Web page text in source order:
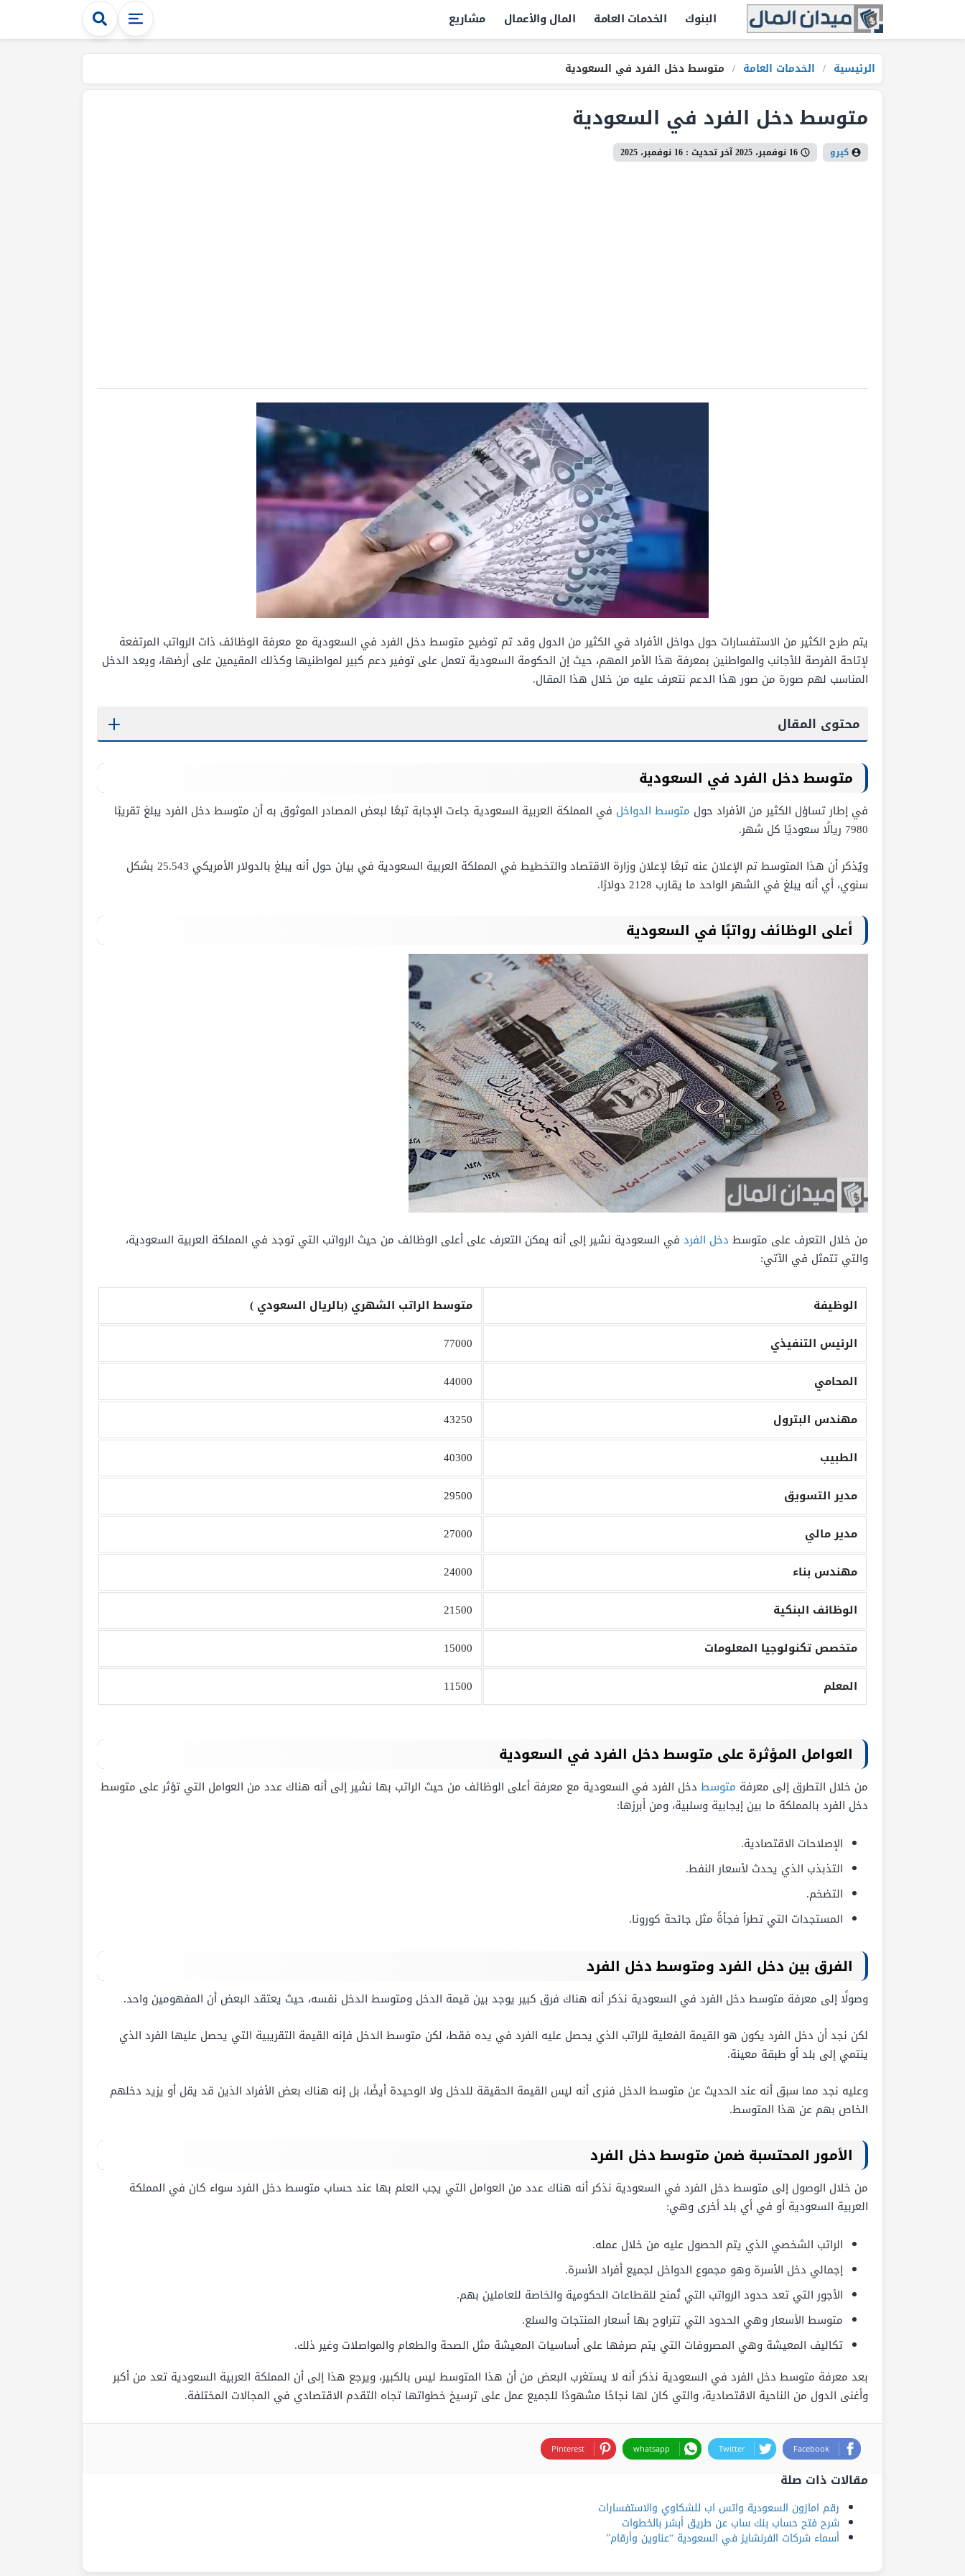
البنوك الخدمات العامة المال والأعمال مشاريع
الرئيسية / الخدمات العامة / متوسط دخل الفرد في السعودية
متوسط دخل الفرد في السعودية
كيرو 16 نوفمبر، 2025 آخر تحديث : 16 نوفمبر، 2025
يتم طرح الكثير من الاستفسارات حول دواخل الأفراد في الكثير من الدول وقد تم توضيح متوسط دخل الفرد في السعودية مع معرفة الوظائف ذات الرواتب المرتفعة
لإتاحة الفرصة للأجانب والمواطنين بمعرفة هذا الأمر المهم، حيث إن الحكومة السعودية تعمل على توفير دعم كبير لمواطنيها وكذلك المقيمين على أرضها، ويعد الدخل
المناسب لهم صورة من صور هذا الدعم نتعرف عليه من خلال هذا المقال.
محتوى المقال
متوسط دخل الفرد في السعودية
في إطار تساؤل الكثير من الأفراد حول متوسط الدواخل في المملكة العربية السعودية جاءت الإجابة تبعًا لبعض المصادر الموثوق به أن متوسط دخل الفرد يبلغ تقريبًا
7980 ريالًا سعوديًا كل شهر.
ويُذكر أن هذا المتوسط تم الإعلان عنه تبعًا لإعلان وزارة الاقتصاد والتخطيط في المملكة العربية السعودية في بيان حول أنه يبلغ بالدولار الأمريكي 25.543 بشكل
سنوي، أي أنه يبلغ في الشهر الواحد ما يقارب 2128 دولارًا.
أعلى الوظائف رواتبًا في السعودية
من خلال التعرف على متوسط دخل الفرد في السعودية نشير إلى أنه يمكن التعرف على أعلى الوظائف من حيث الرواتب التي توجد في المملكة العربية السعودية،
والتي تتمثل في الآتي:
الوظيفة متوسط الراتب الشهري (بالريال السعودي )
الرئيس التنفيذي
77000
المحامي
44000
مهندس البترول
43250
الطبيب
40300
مدير التسويق
29500
مدير مالي
27000
مهندس بناء
24000
الوظائف البنكية
21500
متخصص تكنولوجيا المعلومات
15000
المعلم
11500
العوامل المؤثرة على متوسط دخل الفرد في السعودية
من خلال التطرق إلى معرفة متوسط دخل الفرد في السعودية مع معرفة أعلى الوظائف من حيث الراتب بها نشير إلى أنه هناك عدد من العوامل التي تؤثر على متوسط
دخل الفرد بالمملكة ما بين إيجابية وسلبية، ومن أبرزها:
الإصلاحات الاقتصادية.
التذبذب الذي يحدث لأسعار النفط.
التضخم.
المستجدات التي تطرأ فجأةً مثل جائحة كورونا.
الفرق بين دخل الفرد ومتوسط دخل الفرد
وصولًا إلى معرفة متوسط دخل الفرد في السعودية نذكر أنه هناك فرق كبير يوجد بين قيمة الدخل ومتوسط الدخل نفسه، حيث يعتقد البعض أن المفهومين واحد.
لكن نجد أن دخل الفرد يكون هو القيمة الفعلية للراتب الذي يحصل عليه الفرد في يده فقط، لكن متوسط الدخل فإنه القيمة التقريبية التي يحصل عليها الفرد الذي
ينتمي إلى بلد أو طبقة معينة.
وعليه نجد مما سبق أنه عند الحديث عن متوسط الدخل فنرى أنه ليس القيمة الحقيقة للدخل ولا الوحيدة أيضًا، بل إنه هناك بعض الأفراد الذين قد يقل أو يزيد دخلهم
الخاص بهم عن هذا المتوسط.
الأمور المحتسبة ضمن متوسط دخل الفرد
من خلال الوصول إلى متوسط دخل الفرد في السعودية نذكر أنه هناك عدد من العوامل التي يجب العلم بها عند حساب متوسط دخل الفرد سواء كان في المملكة
العربية السعودية أو في أي بلد أخرى وهي:
الراتب الشخصي الذي يتم الحصول عليه من خلال عمله.
إجمالي دخل الأسرة وهو مجموع الدواخل لجميع أفراد الأسرة.
الأجور التي تعد حدود الرواتب التي تُمنح للقطاعات الحكومية والخاصة للعاملين بهم.
متوسط الأسعار وهي الحدود التي تتراوح بها أسعار المنتجات والسلع.
تكاليف المعيشة وهي المصروفات التي يتم صرفها على أساسيات المعيشة مثل الصحة والطعام والمواصلات وغير ذلك.
بعد معرفة متوسط دخل الفرد في السعودية نذكر أنه لا يستغرب البعض من أن هذا المتوسط ليس بالكبير، ويرجع هذا إلى أن المملكة العربية السعودية تعد من أكبر
وأغنى الدول من الناحية الاقتصادية، والتي كان لها نجاحًا مشهودًا للجميع عمل على ترسيخ خطواتها تجاه التقدم الاقتصادي في المجالات المختلفة.
Facebook
Twitter
whatsapp
Pinterest
مقالات ذات صلة
رقم امازون السعودية واتس اب للشكاوي والاستفسارات
شرح فتح حساب بنك ساب عن طريق أبشر بالخطوات
أسماء شركات الفرنشايز في السعودية “عناوين وأرقام”